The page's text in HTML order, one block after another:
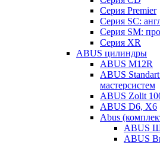
Серия Premier
Серия SC:
Серия SM:
Серия XR
ABUS цилиндры
ABUS M12R
ABUS
мастерсистем
ABUS Zolit
ABUS D6, X6
Abus
ABUS
ABUS